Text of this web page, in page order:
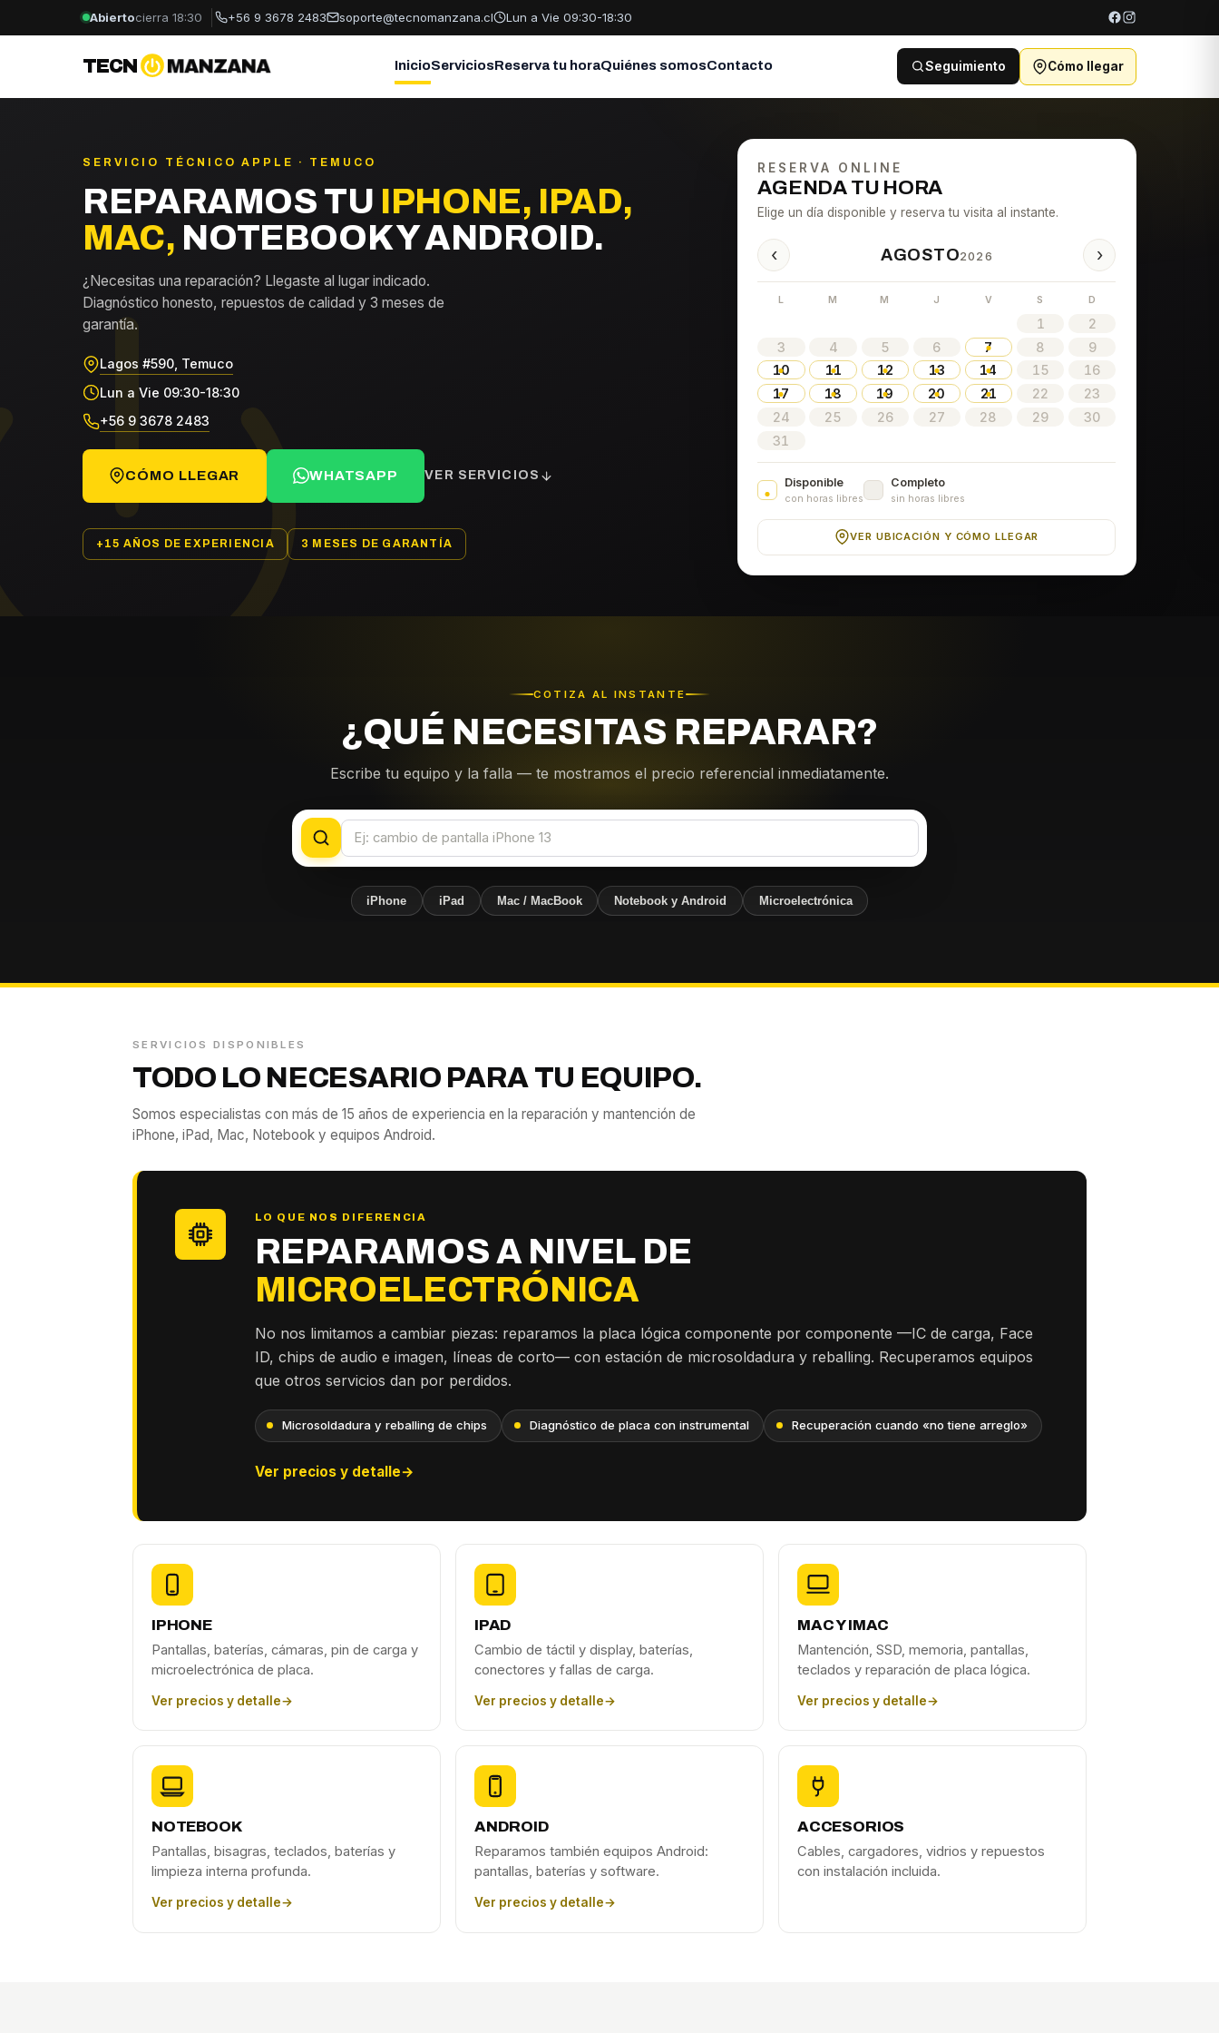
Abiertocierra 18:30 +56 9 3678 2483 soporte@tecnomanzana.cl Lun a Vie 09:30-18:30
TECN MANZANA InicioServiciosReserva tu horaQuiénes somosContacto Seguimiento Cómo llegar
SERVICIO TÉCNICO APPLE · TEMUCO
REPARAMOS TU IPHONE, IPAD,
MAC, NOTEBOOK Y ANDROID.
¿Necesitas una reparación? Llegaste al lugar indicado.
Diagnóstico honesto, repuestos de calidad y 3 meses de
garantía.
Lagos #590, Temuco
Lun a Vie 09:30-18:30
+56 9 3678 2483
CÓMO LLEGAR WHATSAPP VER SERVICIOS
+15 AÑOS DE EXPERIENCIA 3 MESES DE GARANTÍA
RESERVA ONLINE
AGENDA TU HORA
Elige un día disponible y reserva tu visita al instante.
‹ AGOSTO2026 ›
L M M J V S D
1
2
3
4 5 6 7 8
9
10
11 12 13 14 15
16
17
18 19 20 21 22
23
24
25 26 27 28 29
30
31
Disponible
con horas libres
Completo
sin horas libres
VER UBICACIÓN Y CÓMO LLEGAR
COTIZA AL INSTANTE
¿QUÉ NECESITAS REPARAR?
Escribe tu equipo y la falla — te mostramos el precio referencial inmediatamente.
iPhone iPad Mac / MacBook Notebook y Android Microelectrónica
SERVICIOS DISPONIBLES
TODO LO NECESARIO PARA TU EQUIPO.
Somos especialistas con más de 15 años de experiencia en la reparación y mantención de
iPhone, iPad, Mac, Notebook y equipos Android.
LO QUE NOS DIFERENCIA
REPARAMOS A NIVEL DE
MICROELECTRÓNICA
No nos limitamos a cambiar piezas: reparamos la placa lógica componente por componente —IC de carga, Face
ID, chips de audio e imagen, líneas de corto— con estación de microsoldadura y reballing. Recuperamos equipos
que otros servicios dan por perdidos.
Microsoldadura y reballing de chips Diagnóstico de placa con instrumental Recuperación cuando «no tiene arreglo»
Ver precios y detalle→
IPHONE
Pantallas, baterías, cámaras, pin de carga y
microelectrónica de placa.
Ver precios y detalle→
IPAD
Cambio de táctil y display, baterías,
conectores y fallas de carga.
Ver precios y detalle→
MAC Y IMAC
Mantención, SSD, memoria, pantallas,
teclados y reparación de placa lógica.
Ver precios y detalle→
NOTEBOOK
Pantallas, bisagras, teclados, baterías y
limpieza interna profunda.
Ver precios y detalle→
ANDROID
Reparamos también equipos Android:
pantallas, baterías y software.
Ver precios y detalle→
ACCESORIOS
Cables, cargadores, vidrios y repuestos
con instalación incluida.